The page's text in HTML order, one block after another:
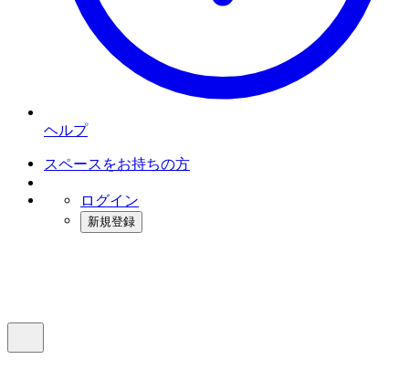
ヘルプ
スペースをお持ちの方
ログイン
新規登録